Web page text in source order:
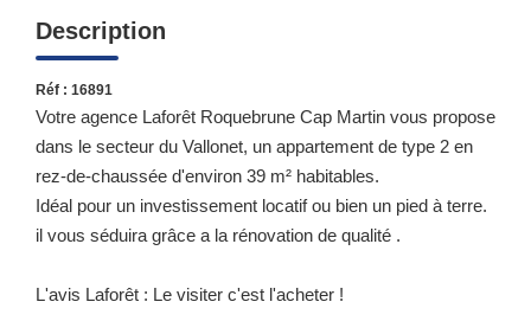
Description
Réf : 16891
Votre agence Laforêt Roquebrune Cap Martin vous propose
dans le secteur du Vallonet, un appartement de type 2 en
rez-de-chaussée d'environ 39 m² habitables.
Idéal pour un investissement locatif ou bien un pied à terre.
il vous séduira grâce a la rénovation de qualité .
L'avis Laforêt : Le visiter c'est l'acheter !